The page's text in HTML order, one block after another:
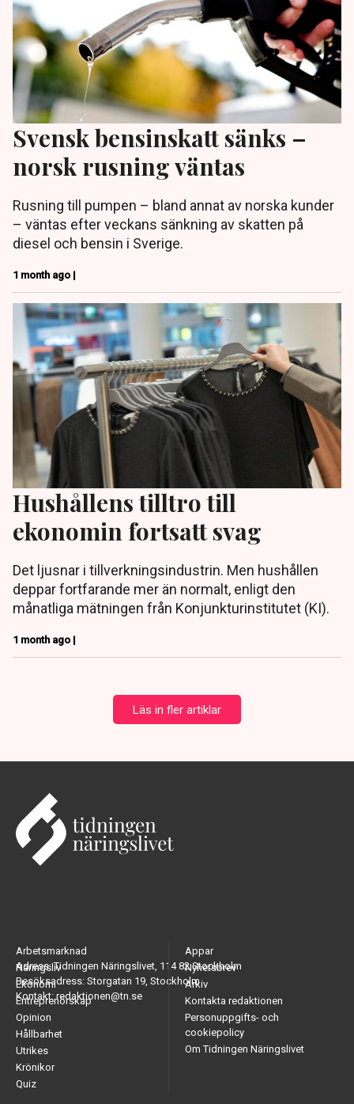
Svensk bensinskatt sänks –
norsk rusning väntas
Rusning till pumpen – bland annat av norska kunder
– väntas efter veckans sänkning av skatten på
diesel och bensin i Sverige.
1 month ago |
Hushållens tilltro till
ekonomin fortsatt svag
Det ljusnar i tillverkningsindustrin. Men hushållen
deppar fortfarande mer än normalt, enligt den
månatliga mätningen från Konjunkturinstitutet (KI).
1 month ago |
Läs in fler artiklar
Adress: Tidningen Näringslivet, 114 82 Stockholm
Besöksadress: Storgatan 19, Stockholm
Kontakt: redaktionen@tn.se
Arbetsmarknad
Näringsliv
Ekonomi
Entreprenörskap
Opinion
Hållbarhet
Utrikes
Krönikor
Quiz
Appar
Nyhetsbrev
Arkiv
Kontakta redaktionen
Personuppgifts- och
cookiepolicy
Om Tidningen Näringslivet